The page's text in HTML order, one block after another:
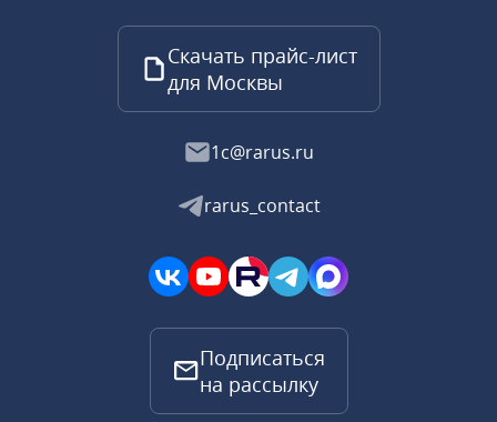
Скачать прайс-лист
для Москвы
1c@rarus.ru
rarus_contact
Подписаться
на рассылку